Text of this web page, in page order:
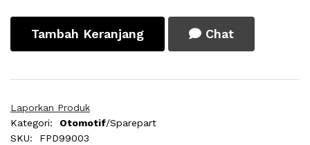
Tambah Keranjang Chat
Laporkan Produk
Kategori:
Otomotif/Sparepart
SKU:
FPD99003